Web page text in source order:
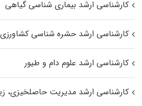
کارشناسی ارشد بیماری‌ شناسی گیاهی
کارشناسی ارشد حشره‌ شناسی کشاورزی
کارشناسی ارشد علوم دام و طیور
کارشناسی ارشد مدیریت حاصلخیزی،